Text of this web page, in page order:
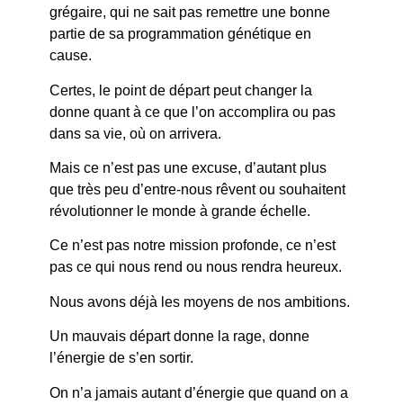
grégaire, qui ne sait pas remettre une bonne
partie de sa programmation génétique en
cause.
Certes, le point de départ peut changer la
donne quant à ce que l’on accomplira ou pas
dans sa vie, où on arrivera.
Mais ce n’est pas une excuse, d’autant plus
que très peu d’entre-nous rêvent ou souhaitent
révolutionner le monde à grande échelle.
Ce n’est pas notre mission profonde, ce n’est
pas ce qui nous rend ou nous rendra heureux.
Nous avons déjà les moyens de nos ambitions.
Un mauvais départ donne la rage, donne
l’énergie de s’en sortir.
On n’a jamais autant d’énergie que quand on a